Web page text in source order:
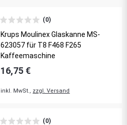
(0)
Krups Moulinex Glaskanne MS-
623057 für T8 F468 F265
Kaffeemaschine
16,75 €
inkl. MwSt., zzgl. Versand
(0)